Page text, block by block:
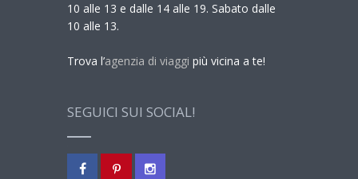
10 alle 13 e dalle 14 alle 19. Sabato dalle
10 alle 13.
Trova l’agenzia di viaggi più vicina a te!
SEGUICI SUI SOCIAL!